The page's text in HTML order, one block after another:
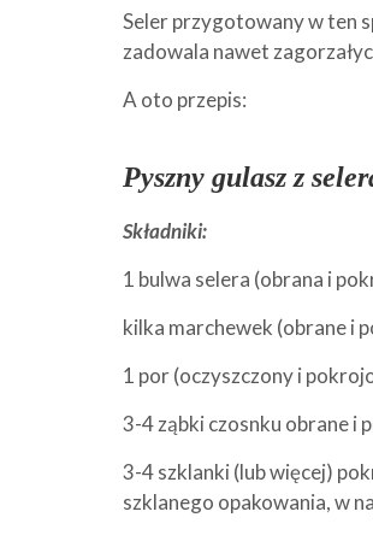
Seler przygotowany w ten
zadowala nawet
A oto przepis:
Pyszny gulasz z
Składniki:
1 bulwa selera (obrana i
kilka marchewek (obrane i
1 por (oczyszczony i
3-4 ząbki czosnku obrane i
3-4 szklanki (lub więcej)
szklanego opakowania, w